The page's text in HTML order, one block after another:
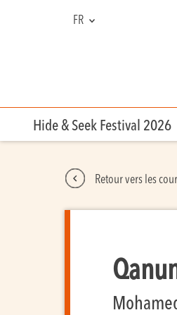
FR
Hide & Seek Festival 2026
Retour vers les